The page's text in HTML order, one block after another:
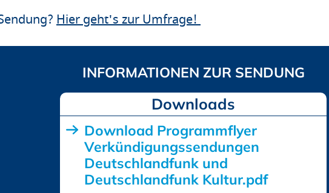
Hier geht's zur Umfrage!
Downloads
Download Programmflyer
Verkündigungssendungen
Deutschlandfunk und
Deutschlandfunk Kultur.pdf